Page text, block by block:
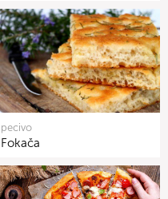
pecivo
Fokača